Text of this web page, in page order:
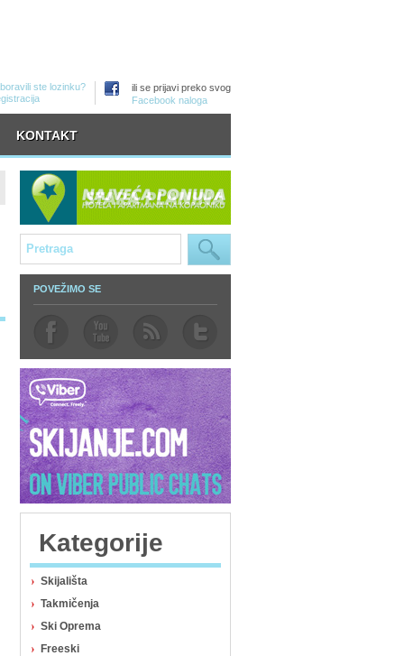
ste lozinku?
ili se prijavi preko svog
Facebook naloga
KONTAKT
POVEŽIMO SE
Kategorije
Skijališta
Takmičenja
Ski Oprema
Freeski